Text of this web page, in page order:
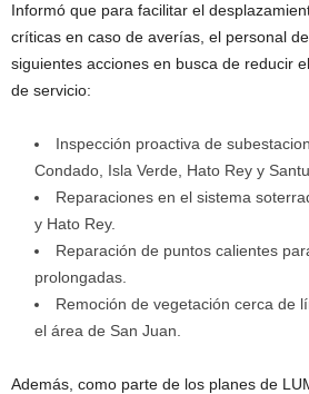
Informó que para facilitar el
críticas en caso de averías, el personal
siguientes acciones en busca de reducir
de servicio:
Inspección proactiva de
Condado, Isla Verde, Hato Rey y
Reparaciones en el sistema
y Hato Rey.
Reparación de puntos calientes
prolongadas.
Remoción de vegetación cerca de
el área de San Juan.
Además, como parte de los planes de